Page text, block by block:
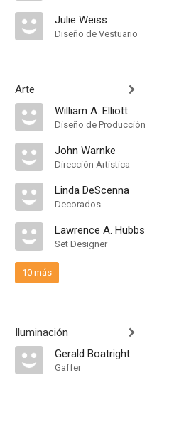
Julie Weiss
Diseño de Vestuario
Arte
William A. Elliott
Diseño de Producción
John Warnke
Dirección Artística
Linda DeScenna
Decorados
Lawrence A. Hubbs
Set Designer
10 más
Iluminación
Gerald Boatright
Gaffer